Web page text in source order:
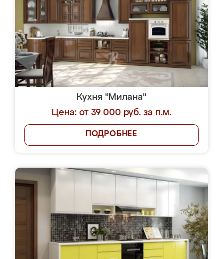
Кухня "Милана"
Цена: от 39 000 руб. за п.м.
ПОДРОБНЕЕ